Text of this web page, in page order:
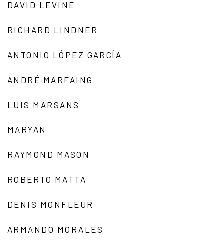
DAVID LEVINE
RICHARD LINDNER
ANTONIO LÓPEZ GARCÍA
ANDRÉ MARFAING
LUIS MARSANS
MARYAN
RAYMOND MASON
ROBERTO MATTA
DENIS MONFLEUR
ARMANDO MORALES